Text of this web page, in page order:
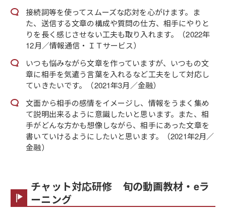
接続詞等を使ってスムーズな応対を心がけます。ま
た、送信する文章の構成や質問の仕方、相手にやりと
りを長く感じさせない工夫も取り入れます。（2022年
12月／情報通信・ＩＴサービス）
いつも悩みながら文章を作っていますが、いつもの文
章に相手を気遣う言葉を入れるなど工夫をして対応し
ていきたいです。（2021年3月／金融）
文面から相手の感情をイメージし、情報をうまく集め
て説明出来るように意識したいと思います。また、相
手がどんな方かも想像しながら、相手にあった文章を
書いていけるようにしたいと思います。（2021年2月／
金融）
チャット対応研修 旬の動画教材・eラ
ーニング